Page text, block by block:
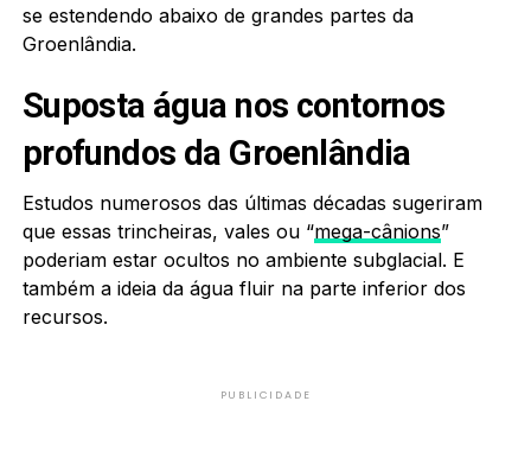
se estendendo abaixo de grandes partes da
Groenlândia.
Suposta água nos contornos
profundos da Groenlândia
Estudos numerosos das últimas décadas sugeriram
que essas trincheiras, vales ou “mega-cânions”
poderiam estar ocultos no ambiente subglacial. E
também a ideia da água fluir na parte inferior dos
recursos.
PUBLICIDADE